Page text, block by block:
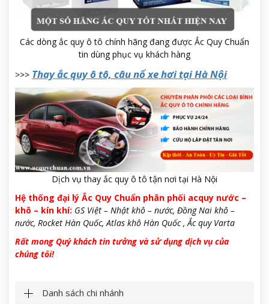
Các dòng ắc quy ô tô chính hãng đang được Ắc Quy Chuẩn
tin dùng phục vụ khách hàng
>>> Thay ắc quy ô tô, câu nổ xe hơi tại Hà Nội
Dịch vụ thay ắc quy ô tô tận nơi tại Hà Nội
Hệ thống đại lý Ắc Quy Chuẩn phân phối acquy nước –
khô – kín khí: GS Việt – Nhật khô – nước, Đồng Nai khô –
nước, Rocket Hàn Quốc, Atlas khô Hàn Quốc , Ắc quy Varta
Rất mong Quý khách tin tưởng và sử dụng dịch vụ của
chúng tôi!
Danh sách chi nhánh